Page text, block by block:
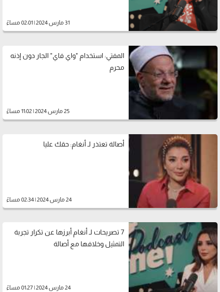
31 مارس 2024 | 02:01 مساءً
المفتي: استخدام "واي فاي" الجار دون إذنه
محرم
25 مارس 2024 | 11:02 مساءً
أصالة تعتذر لـ أنغام: حقك عليا
24 مارس 2024 | 02:34 مساءً
7 تصريحات لـ أنغام أبرزها عن تكرار تجربة
التمثيل وخلافها مع أصالة
24 مارس 2024 | 01:27 مساءً